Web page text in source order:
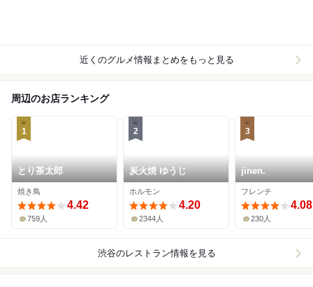
近くのグルメ情報まとめをもっと見る
周辺のお店ランキング
1
とり茶太郎
焼き鳥
4.42
759人
2
炭火焼 ゆうじ
ホルモン
4.20
2344人
3
jinen.
フレンチ
4.08
230人
渋谷のレストラン情報を見る